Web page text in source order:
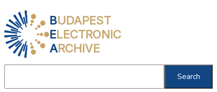
BUDAPEST
ELECTRONIC
ARCHIVE
Search